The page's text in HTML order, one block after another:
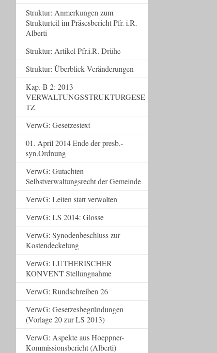
Struktur: Anmerkungen zum
Strukturteil im Präsesbericht Pfr. i.R.
Alberti
Struktur: Artikel Pfr.i.R. Drühe
Struktur: Überblick Veränderungen
Kap. B 2: 2013
VERWALTUNGSSTRUKTURGESE
TZ
VerwG: Gesetzestext
01. April 2014 Ende der presb.-
syn.Ordnung
VerwG: Gutachten
Selbstverwaltungsrecht der Gemeinde
VerwG: Leiten statt verwalten
VerwG: LS 2014: Glosse
VerwG: Synodenbeschluss zur
Kostendeckelung
VerwG: LUTHERISCHER
KONVENT Stellungnahme
VerwG: Rundschreiben 26
VerwG: Gesetzesbegründungen
(Vorlage 20 zur LS 2013)
VerwG: Aspekte aus Hoeppner-
Kommissionsbericht (Alberti)